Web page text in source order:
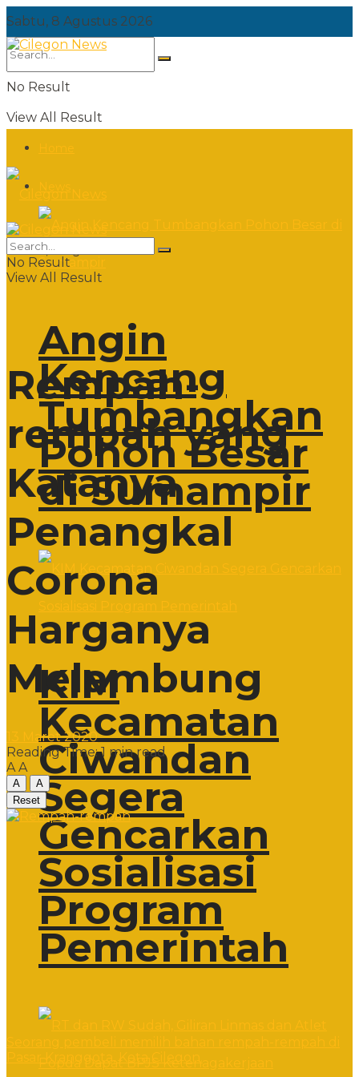
Sabtu, 8 Agustus 2026
No Result
View All Result
Angin
Kencang
Tumbangkan
Pohon Besar
di Sumampir
KIM
Kecamatan
Ciwandan
Segera
Gencarkan
Sosialisasi
Program
Pemerintah
Sabtu, 8 Agustus 2026
No Result
View All Result
Rempah-
rempah yang
Katanya
Penangkal
Corona
Harganya
Melambung
13 Maret 2020
Reading Time: 1 min read
A A
A
A
Reset